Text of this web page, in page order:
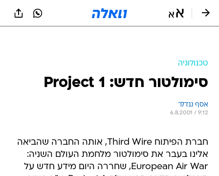
טכנולוגיה
סימולטור חדש: Project 1
אסף גנדלר
6.8.2001 / 9:12
חברת הפיתוח Third Wire, אותה החברה שהביאה
אלינו בעבר את סימולטור מלחמת העולם השניה:
European Air War, שחררה היום מידע חדש על